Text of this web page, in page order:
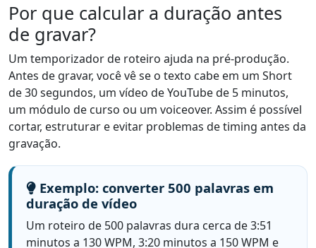
Por que calcular a duração antes
de gravar?
Um temporizador de roteiro ajuda na pré-produção.
Antes de gravar, você vê se o texto cabe em um Short
de 30 segundos, um vídeo de YouTube de 5 minutos,
um módulo de curso ou um voiceover. Assim é possível
cortar, estruturar e evitar problemas de timing antes da
gravação.
Exemplo: converter 500 palavras em
duração de vídeo
Um roteiro de 500 palavras dura cerca de 3:51
minutos a 130 WPM, 3:20 minutos a 150 WPM e